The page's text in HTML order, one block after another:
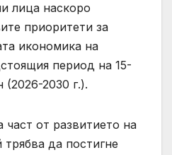
лица наскоро
приоритети за
икономика на
период на 15-
(2026-2030 г.).
от развитието на
да постигне